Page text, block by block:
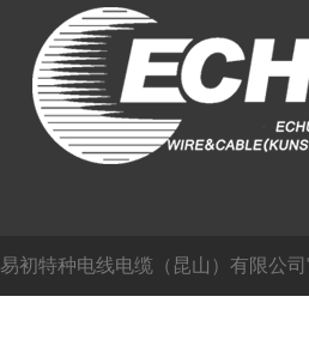
易初特种电线电缆（昆山）有限公